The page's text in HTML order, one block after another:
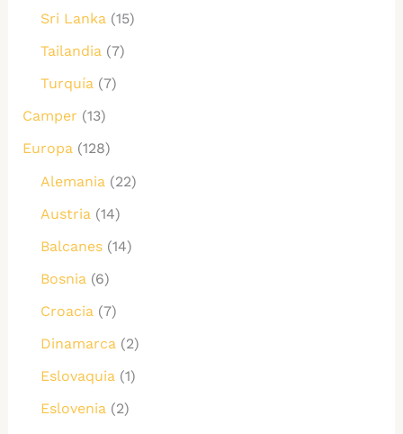
Sri Lanka (15)
Tailandia (7)
Turquía (7)
Camper (13)
Europa (128)
Alemania (22)
Austria (14)
Balcanes(14)
Bosnia (6)
Croacia (7)
Dinamarca (2)
Eslovaquia (1)
Eslovenia (2)